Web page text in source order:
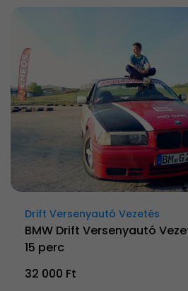
Drift Versenyautó Vezetés
BMW Drift Versenyautó
15 perc
32 000 Ft